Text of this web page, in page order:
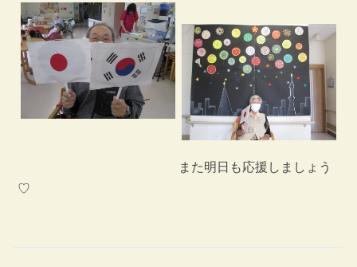
また明日も応援しましょう
♡